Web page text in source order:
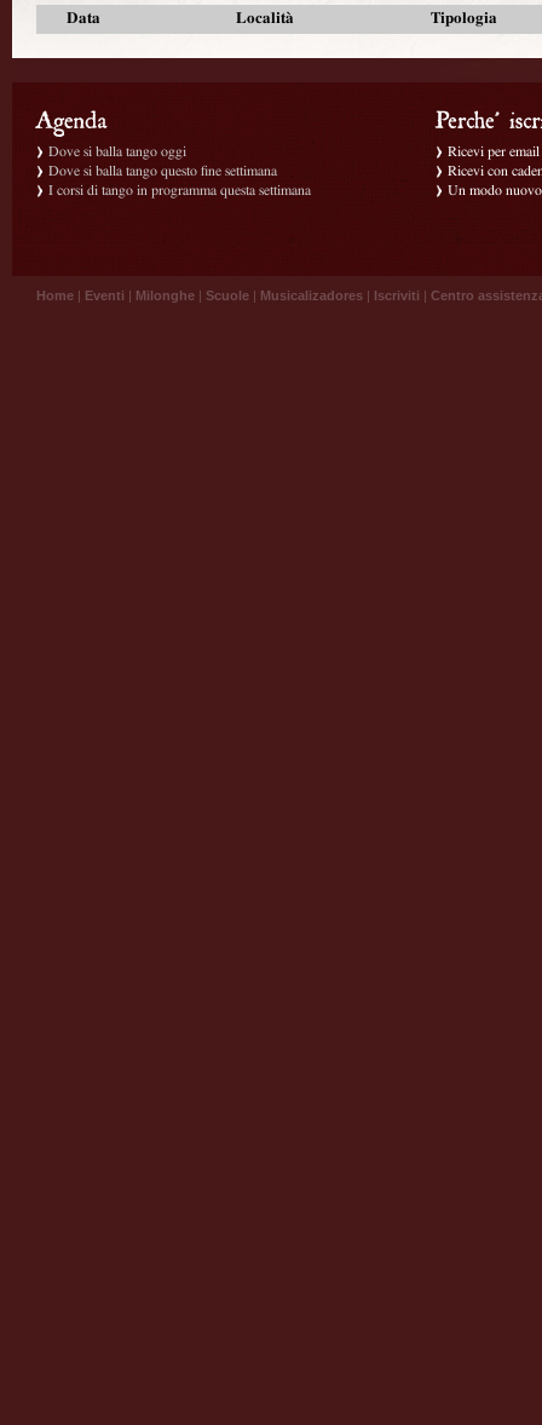
Data Località Tipologia
Dove si balla tango oggi
Dove si balla tango questo fine settimana
I corsi di tango in programma questa settimana
Ricevi per
Ricevi con
Un modo
Home | Eventi | Milonghe | Scuole | Musicalizadores | Iscriviti | Centro